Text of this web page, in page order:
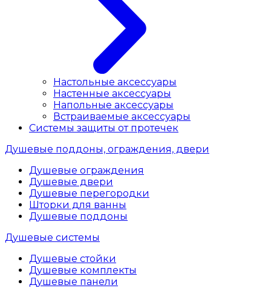
Настольные аксессуары
Настенные аксессуары
Напольные аксессуары
Встраиваемые аксессуары
Системы защиты от протечек
Душевые поддоны, ограждения, двери
Душевые ограждения
Душевые двери
Душевые перегородки
Шторки для ванны
Душевые поддоны
Душевые системы
Душевые стойки
Душевые комплекты
Душевые панели